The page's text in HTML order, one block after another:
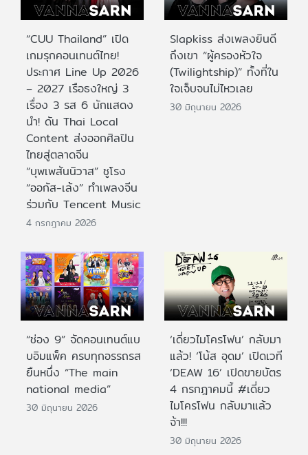
“CUU Thailand” เปิด
เกมรุกคอนเทนต์ไทย!
ประกาศ Line Up 2026
– 2027 เรือธงใหญ่ 3
เรื่อง 3 รส 6 นักแสดง
นำ! ดัน Thai Local
Content ส่งออกศิลปิน
ไทยสู่ตลาดจีน
“บุพเพสันนิวาส” ชูโรง
“ออกัส-เล้ง” ทำเพลงจีน
ร่วมกับ Tencent Music
4 กรกฎาคม 2026
Slapkiss ส่งเพลงยินดี
ถึงเขา “ผู้ครองหัวใจ
(Twilightship)” ทั้งที่ใน
ใจเจ็บจนไม่ไหวเลย
30 มิถุนายน 2026
“ช่อง 9” จัดคอนเทนต์แบ
บอิมแพ็ค ครบทุกอรรถรส
ยืนหนึ่ง “The main
national media”
30 มิถุนายน 2026
‘เดี่ยวไมโครโฟน’ กลับมา
แล้ว! ‘โน้ส อุดม’ เปิดเวที
‘DEAW 16’ เปิดขายบัตร
4 กรกฎาคมนี้ #เดี่ยว
ไมโครโฟน กลับมาแล้ว
จ้า!!!
30 มิถุนายน 2026